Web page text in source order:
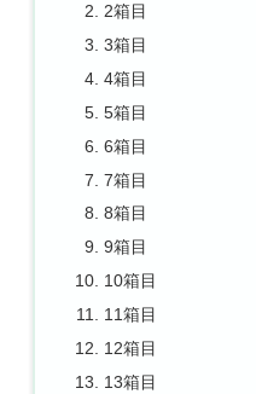
2箱目
3箱目
4箱目
5箱目
6箱目
7箱目
8箱目
9箱目
10箱目
11箱目
12箱目
13箱目